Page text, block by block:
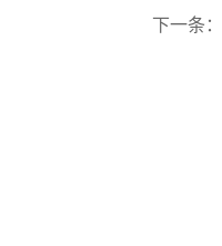
下一条：